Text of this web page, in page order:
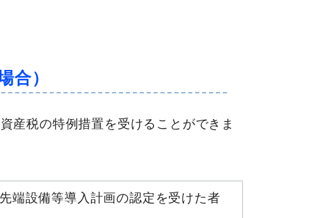
合）
産税の特例措置を受けることができま
端設備等導入計画の認定を受けた者